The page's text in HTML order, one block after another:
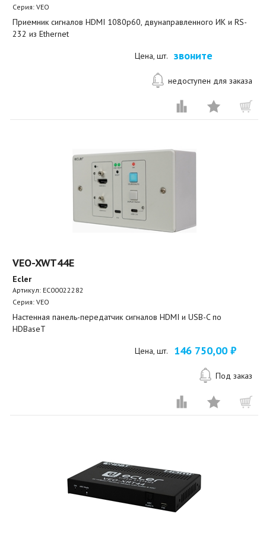
Серия: VEO
Приемник сигналов HDMI 1080p60, двунаправленного ИК и RS-
232 из Ethernet
Цена, шт. звоните
недоступен для заказа
VEO-XWT44E
Ecler
Артикул: EC00022282
Серия: VEO
Настенная панель-передатчик сигналов HDMI и USB-C по
HDBaseT
Цена, шт. 146 750,00 ₽
Под заказ